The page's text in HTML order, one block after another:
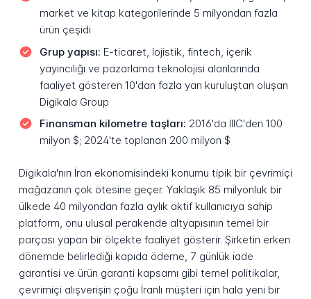
market ve kitap kategorilerinde 5 milyondan fazla
ürün çeşidi
Grup yapısı: E-ticaret, lojistik, fintech, içerik
yayıncılığı ve pazarlama teknolojisi alanlarında
faaliyet gösteren 10'dan fazla yan kuruluştan oluşan
Digikala Group
Finansman kilometre taşları: 2016'da IIIC'den 100
milyon $; 2024'te toplanan 200 milyon $
Digikala'nın İran ekonomisindeki konumu tipik bir çevrimiçi
mağazanın çok ötesine geçer. Yaklaşık 85 milyonluk bir
ülkede 40 milyondan fazla aylık aktif kullanıcıya sahip
platform, onu ulusal perakende altyapısının temel bir
parçası yapan bir ölçekte faaliyet gösterir. Şirketin erken
dönemde belirlediği kapıda ödeme, 7 günlük iade
garantisi ve ürün garanti kapsamı gibi temel politikalar,
çevrimiçi alışverişin çoğu İranlı müşteri için hala yeni bir